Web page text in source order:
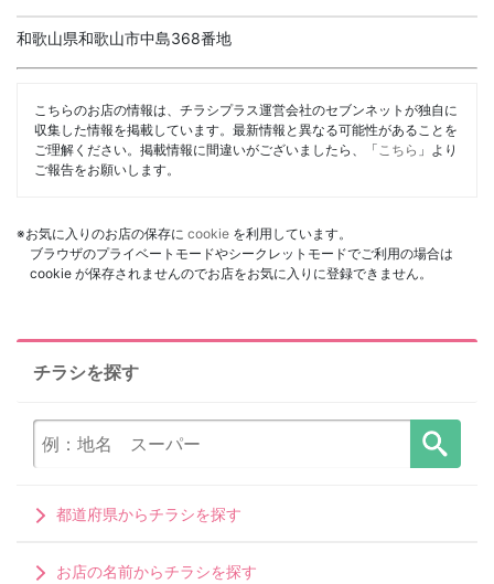
和歌山県和歌山市中島368番地
こちらのお店の情報は、チラシプラス運営会社のセブンネットが独自に
収集した情報を掲載しています。最新情報と異なる可能性があることを
ご理解ください。掲載情報に間違いがございましたら、「 こちら 」より
ご報告をお願いします。
※お気に入りのお店の保存に cookie を利用しています。
ブラウザのプライベートモードやシークレットモードでご利用の場合は
cookie が保存されませんのでお店をお気に入りに登録できません。
チラシを探す
都道府県からチラシを探す
お店の名前からチラシを探す